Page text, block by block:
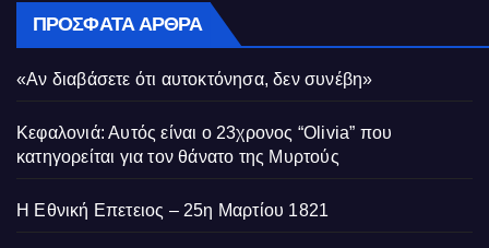
ΠΡΌΣΦΑΤΑ ΆΡΘΡΑ
«Αν διαβάσετε ότι αυτοκτόνησα, δεν συνέβη»
Κεφαλονιά: Αυτός είναι ο 23χρονος “Olivia” που
κατηγορείται για τον θάνατο της Μυρτούς
Η Εθνική Επετειος – 25η Μαρτίου 1821